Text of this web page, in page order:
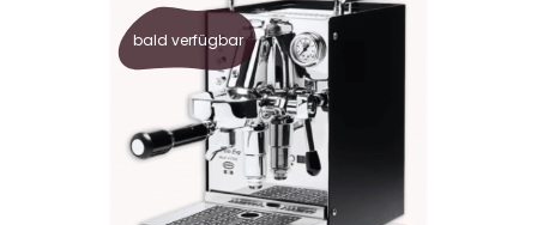
bald verfügbar